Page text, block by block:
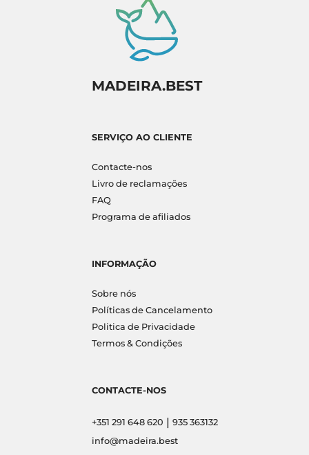
MADEIRA.BEST
SERVIÇO AO CLIENTE
Contacte-nos
Livro de reclamações
FAQ
Programa de afiliados
INFORMAÇÃO
Sobre nós
Políticas de Cancelamento
Politica de Privacidade
Termos & Condições
CONTACTE-NOS
+351 291 648 620 | 935 363132
info@madeira.best